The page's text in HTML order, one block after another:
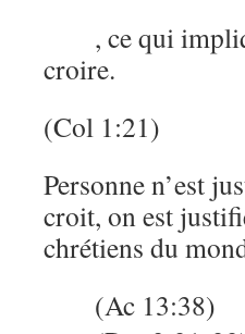
, ce qui
croire.
(Col 1:21)
Personne n’est
croit, on est
chrétiens du
(Ac 13:38)